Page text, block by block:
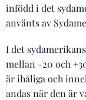
infödd i det
använts av
I det
mellan -20 och
är ihåliga och
andas när den är